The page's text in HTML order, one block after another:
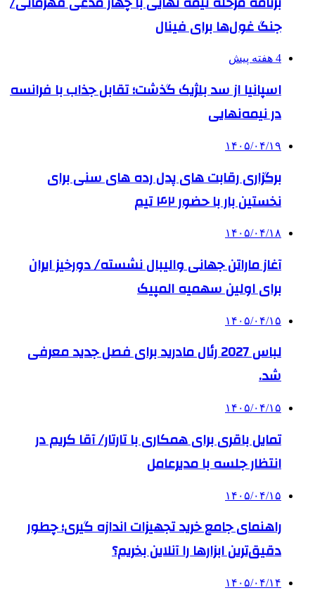
جنگ غول‌ها برای فینال
4 هفته پیش
اسپانیا از سد بلژیک گذشت؛ تقابل جذاب با فرانسه
در نیمه‌نهایی
۱۴۰۵/۰۴/۱۹
برگزاری رقابت های پدل رده های سنی برای
نخستین بار با حضور ۴۲ تیم
۱۴۰۵/۰۴/۱۸
آغاز ماراتن جهانی والیبال نشسته/ دورخیز ایران
برای اولین سهمیه المپیک
۱۴۰۵/۰۴/۱۵
لباس 2027 رئال مادرید برای فصل جدید معرفی
شد.
۱۴۰۵/۰۴/۱۵
تمایل باقری برای همکاری با تارتار/ آقا کریم در
انتظار جلسه با مدیرعامل
۱۴۰۵/۰۴/۱۵
راهنمای جامع خرید تجهیزات اندازه گیری؛ چطور
دقیق‌ترین ابزارها را آنلاین بخریم؟
۱۴۰۵/۰۴/۱۴